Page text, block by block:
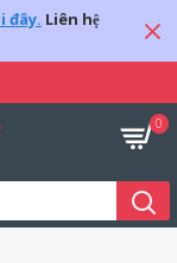
đây. Liên hệ
0